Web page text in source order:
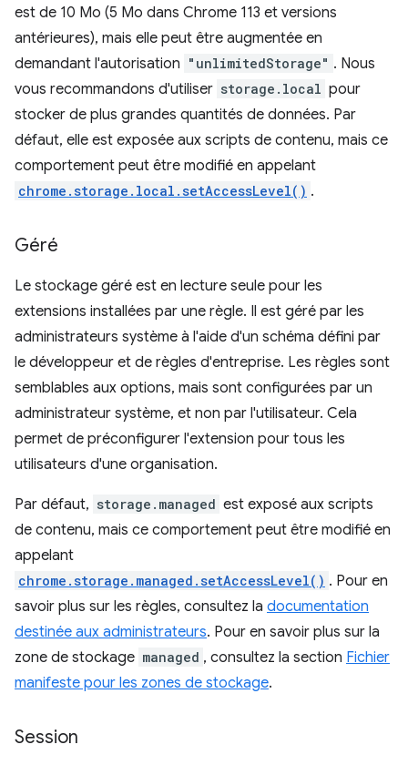
est de 10 Mo (5 Mo dans Chrome 113 et versions
antérieures), mais elle peut être augmentée en
demandant l'autorisation "unlimitedStorage" . Nous
vous recommandons d'utiliser storage.local pour
stocker de plus grandes quantités de données. Par
défaut, elle est exposée aux scripts de contenu, mais ce
comportement peut être modifié en appelant
chrome.storage.local.setAccessLevel() .
Géré
Le stockage géré est en lecture seule pour les
extensions installées par une règle. Il est géré par les
administrateurs système à l'aide d'un schéma défini par
le développeur et de règles d'entreprise. Les règles sont
semblables aux options, mais sont configurées par un
administrateur système, et non par l'utilisateur. Cela
permet de préconfigurer l'extension pour tous les
utilisateurs d'une organisation.
Par défaut, storage.managed est exposé aux scripts
de contenu, mais ce comportement peut être modifié en
appelant
chrome.storage.managed.setAccessLevel() . Pour en
savoir plus sur les règles, consultez la documentation
destinée aux administrateurs. Pour en savoir plus sur la
zone de stockage managed , consultez la section Fichier
manifeste pour les zones de stockage.
Session